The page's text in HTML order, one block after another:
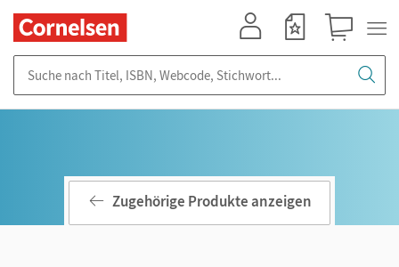
Zugehörige Produkte anzeigen